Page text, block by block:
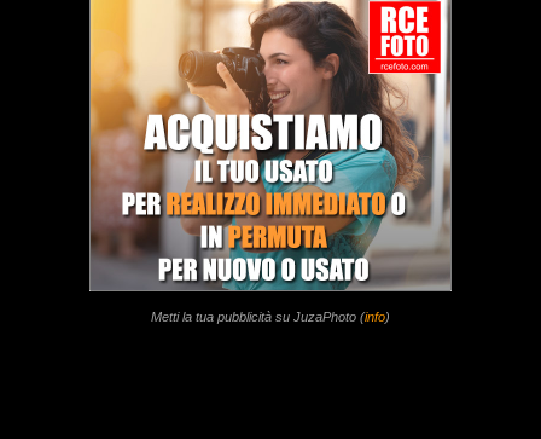
Metti la tua pubblicità su JuzaPhoto (info)